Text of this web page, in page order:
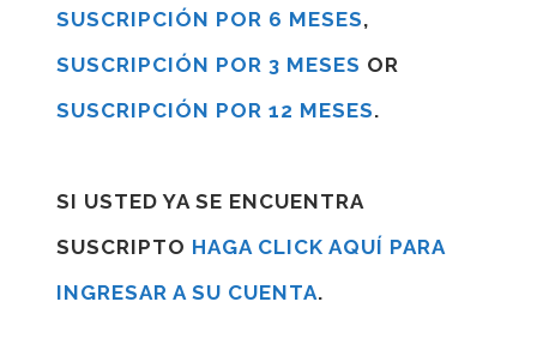
SUSCRIPCIÓN POR 6 MESES,
SUSCRIPCIÓN POR 3 MESES OR
SUSCRIPCIÓN POR 12 MESES.
SI USTED YA SE ENCUENTRA
SUSCRIPTO HAGA CLICK AQUÍ PARA
INGRESAR A SU CUENTA.